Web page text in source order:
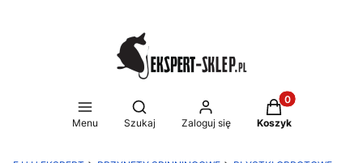
Menu
Otwórz wyszukiwarkę
Szukaj Zaloguj się
Produkty w
Koszyk